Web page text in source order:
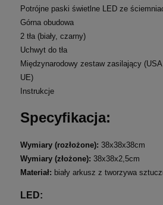
Potrójne paski świetlne LED ze
Górna obudowa
2 tła (biały, czarny)
Uchwyt do tła
Międzynarodowy zestaw zasilający
UE)
Instrukcje
Specyfikacja:
Wymiary (rozłożone): 38x38x38cm
Wymiary (złożone): 38x38x2,5cm
Materiał: biały arkusz z tworzywa
LED: